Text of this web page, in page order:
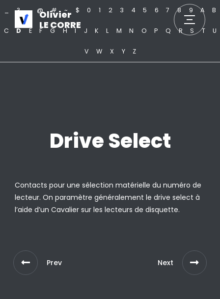
Olivier
LE CORRE
? . @ # ~ $ 0 1 2 3 4 5 6 7 8 9 A B
C D E F G H I J K L M N O P Q R S T U
V W X Y Z
Drive Select
Contacts pour une sélection matérielle du numéro de
lecteur. On paramètre généralement le drive select à
l’aide d’un Cavalier sur les lecteurs de disquette.
Prev Next